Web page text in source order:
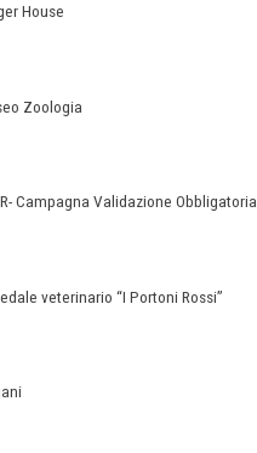
House
Zoologia
Campagna Validazione Obbligatoria
veterinario “I Portoni Rossi”